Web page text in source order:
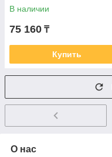
В наличии
75 160 ₸
Купить
О нас